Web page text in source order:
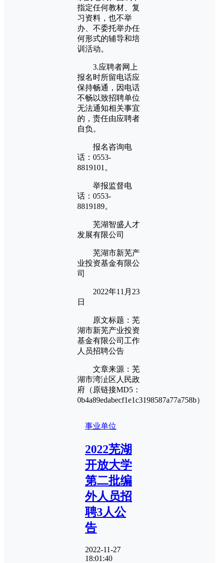
指定任何教材、复
习资料，也不举
办、不委托举办任
何形式的辅导和培
训活动。
3.应聘者网上
报名时所留电话应
保持畅通，因电话
不畅以致招聘单位
无法通知相关事宜
的，责任由应聘者
自负。
报名咨询电
话：0553-
8819101。
举报监督电
话：0553-
8819189。
芜湖智盛人才
发展有限公司
芜湖市新芜产
业投资基金有限公
司
2022年11月23
日
原文标题：芜
湖市新芜产业投资
基金有限公司工作
人员招聘公告
文章来源：芜
湖市湾沚区人民政
府（原链接MD5：
0b4a89edabecf1e1c3198587a77a758b）
事业单位
2022芜湖
开放大学
第二批编
外人员招
聘3人公
告
2022-11-27
18:01:40